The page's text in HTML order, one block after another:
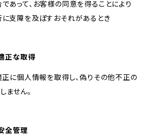
あって、お客様の同意を得ることにより
支障を及ぼすおそれがあるとき
正な取得
正に個人情報を取得し、偽りその他不正の
ません。
全管理